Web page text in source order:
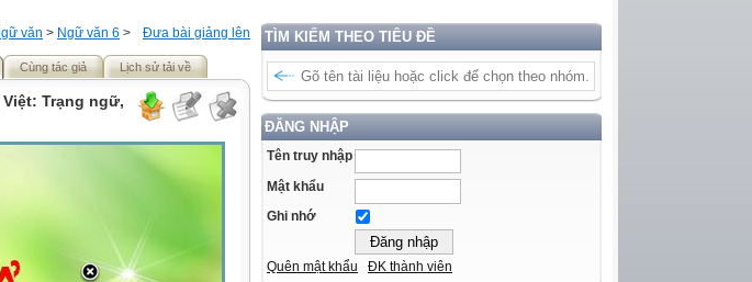
TÌM KIẾM THEO TIÊU ĐỀ
ĐĂNG NHẬP
Tên truy nhập
Mật khẩu
Ghi nhớ
Quên mật khẩu ĐK thành viên
Đưa bài giảng lên
văn > Ngữ văn 6 >
Cùng tác giả Lịch sử tải về
Trạng ngữ,